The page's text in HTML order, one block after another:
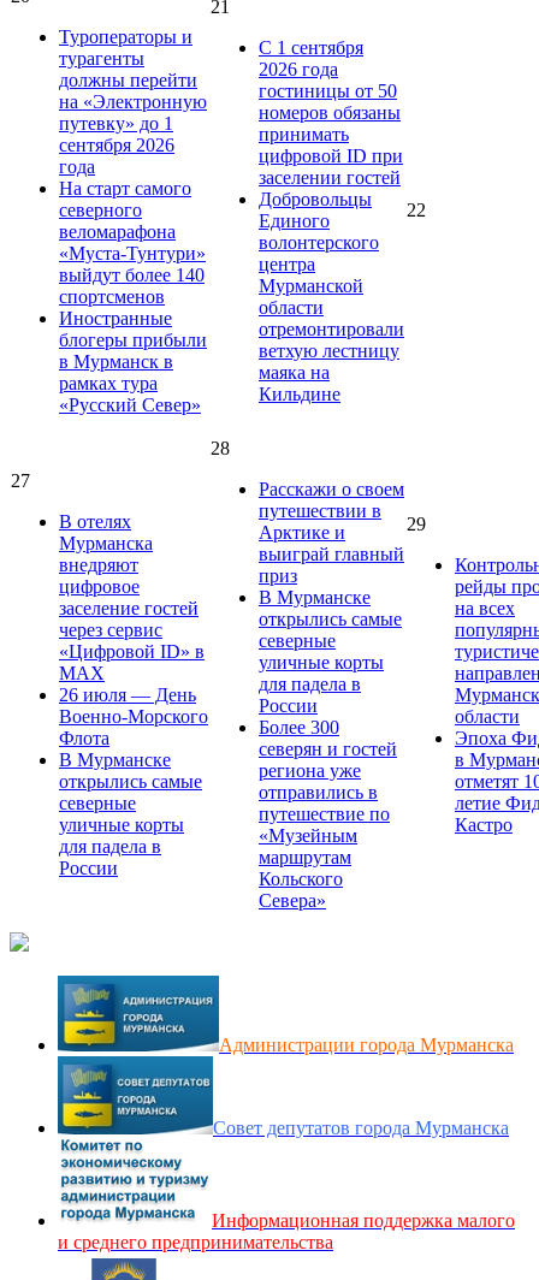
Туроператоры и
турагенты
должны перейти
на «Электронную
путевку» до 1
сентября 2026
года
На старт самого
северного
веломарафона
«Муста-Тунтури»
выйдут более 140
спортсменов
Иностранные
блогеры прибыли
в Мурманск в
рамках тура
«Русский Север»
21
С 1 сентября
2026 года
гостиницы от 50
номеров обязаны
принимать
цифровой ID при
заселении гостей
Добровольцы
Единого
волонтерского
центра
Мурманской
области
отремонтировали
ветхую лестницу
маяка на
Кильдине
22
27
В отелях
Мурманска
внедряют
цифровое
заселение гостей
через сервис
«Цифровой ID» в
MAX
26 июля — День
Военно-Морского
Флота
В Мурманске
открылись самые
северные
уличные корты
для падела в
России
28
Расскажи о своем
путешествии в
Арктике и
выиграй главный
приз
В Мурманске
открылись самые
северные
уличные корты
для падела в
России
Более 300
северян и гостей
региона уже
отправились в
путешествие по
«Музейным
маршрутам
Кольского
Севера»
29
рейды
на всех
области
Эпоха
в
отметят
летие
Кастро
Администрации города Мурманска
Совет депутатов города Мурманска
Информационная поддержка малого
и среднего предпринимательства